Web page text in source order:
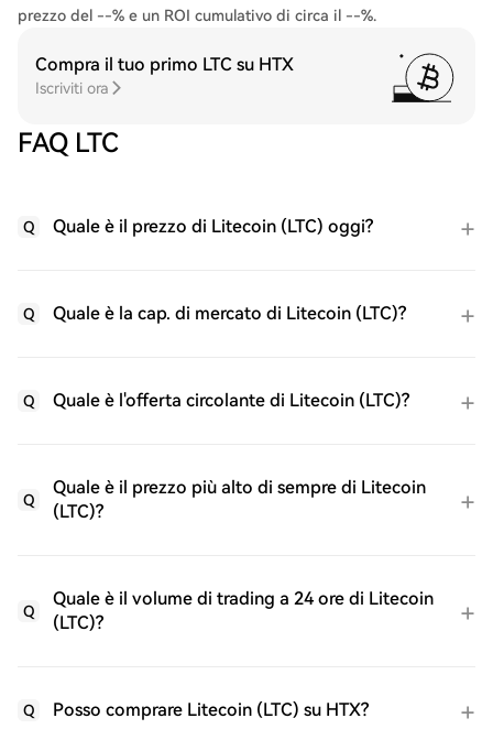
prezzo del --% e un ROI cumulativo di circa il --%.
Compra il tuo primo LTC su HTX
Iscriviti ora
FAQ LTC
Q Quale è il prezzo di Litecoin (LTC) oggi?
Q Quale è la cap. di mercato di Litecoin (LTC)?
Q Quale è l'offerta circolante di Litecoin (LTC)?
Q
Quale è il prezzo più alto di sempre di Litecoin
(LTC)?
Q
Quale è il volume di trading a 24 ore di Litecoin
(LTC)?
Q Posso comprare Litecoin (LTC) su HTX?